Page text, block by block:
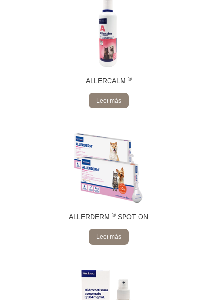
ALLERCALM ®
Leer más
ALLERDERM ® SPOT ON
Leer más